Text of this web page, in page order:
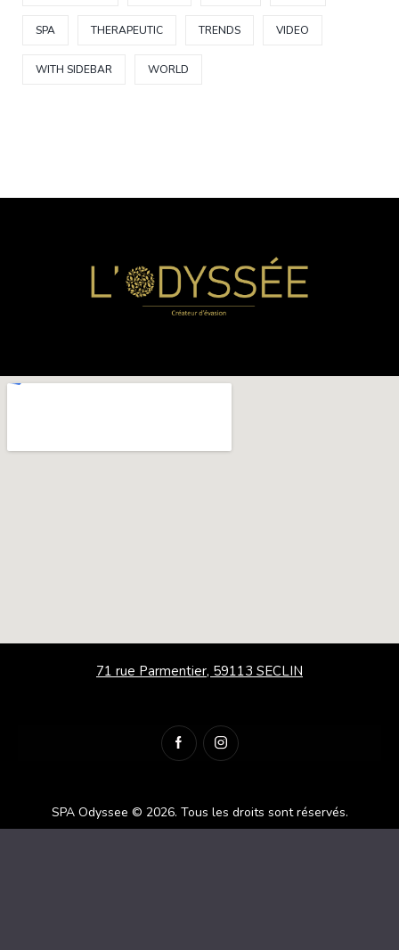
SPA THERAPEUTIC TRENDS VIDEO
WITH SIDEBAR WORLD
71 rue Parmentier, 59113 SECLIN
SPA Odyssee © 2026. Tous les droits sont réservés.